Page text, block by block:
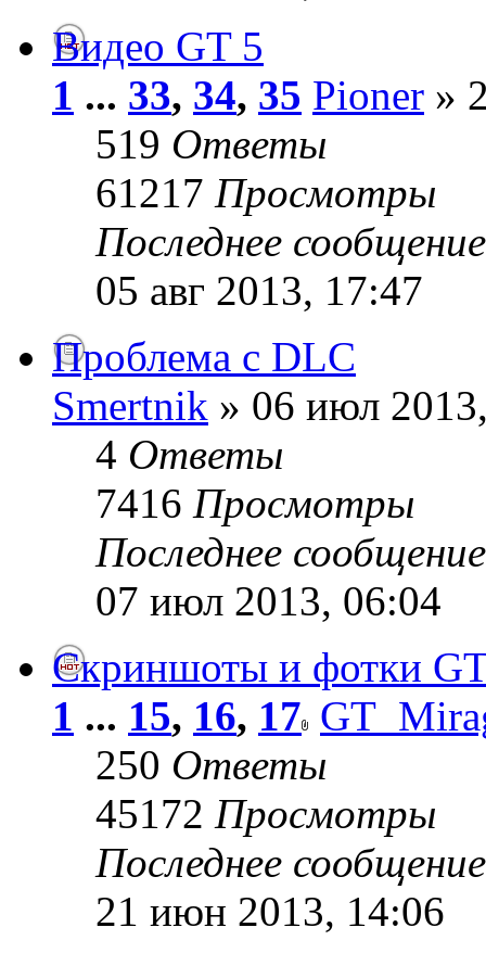
Видео GT 5
1 ... 33, 34, 35 Pioner »
519 Ответы
61217 Просмотры
Последнее
05 авг 2013, 17:47
Проблема с DLC
Smertnik » 06 июл
4 Ответы
7416 Просмотры
Последнее
07 июл 2013, 06:04
Скриншоты и фотки
1 ... 15, 16, 17
250 Ответы
45172 Просмотры
Последнее
21 июн 2013, 14:06